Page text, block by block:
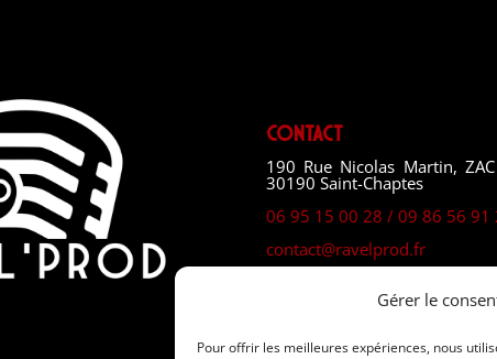
Gérer le
Pour offrir les meilleures expériences, nous
Contact
190 Rue Nicolas Martin,
30190 Saint-Chaptes
06 95 15 00 28 / 09 86 56 91
contact@ravelprod.fr